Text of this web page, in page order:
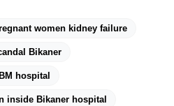
women kidney failure
Bikaner
hospital
inside Bikaner hospital